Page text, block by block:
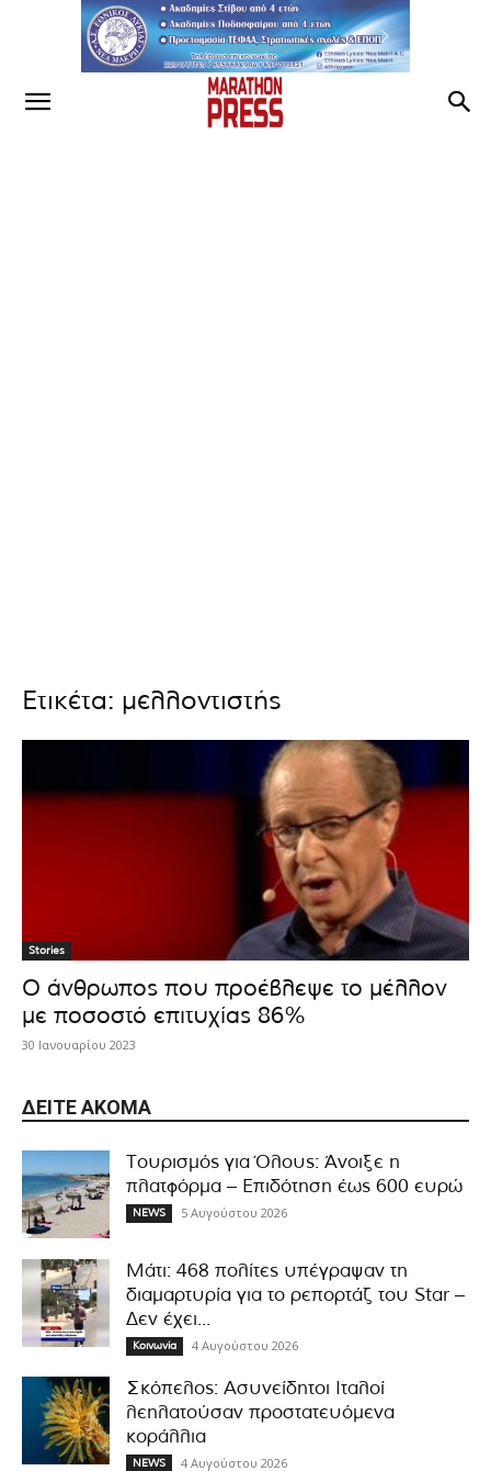
Ετικέτα: μελλοντιστής
Stories
Ο άνθρωπος που προέβλεψε το μέλλον
με ποσοστό επιτυχίας 86%
30 Ιανουαρίου 2023
ΔΕΊΤΕ ΑΚΌΜΑ
Τουρισμός για Όλους: Άνοιξε η
πλατφόρμα – Επιδότηση έως 600 ευρώ
NEWS 5 Αυγούστου 2026
Μάτι: 468 πολίτες υπέγραψαν τη
διαμαρτυρία για το ρεπορτάζ του Star –
Δεν έχει...
Κοινωνία 4 Αυγούστου 2026
Σκόπελος: Ασυνείδητοι Ιταλοί
λεηλατούσαν προστατευόμενα
κοράλλια
NEWS 4 Αυγούστου 2026